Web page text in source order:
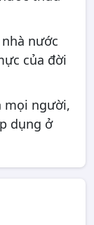
nước
của đời
mọi người,
dụng ở